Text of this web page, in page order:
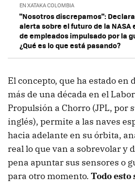
EN XATAKA COLOMBIA
"Nosotros discrepamos":
alerta sobre el futuro de la NASA
de empleados impulsado por la
¿Qué es lo que está pasando?
El concepto, que ha estado en
más de una década en el
Propulsión a Chorro (JPL, por
inglés), permite a las naves
hacia adelante en su órbita,
real lo que van a sobrevolar y
pena apuntar sus sensores o
para otro momento. Todo esto